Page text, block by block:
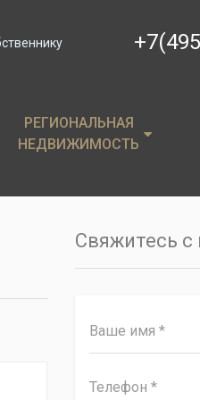
РЕГИОНАЛЬНАЯ
НЕДВИЖИМОСТЬ
РЕГИОНАЛЬНАЯ
НЕДВИЖИМОСТЬ
Свяжитесь с